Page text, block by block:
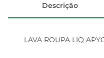
Descrição
LAVA ROUPA LIQ